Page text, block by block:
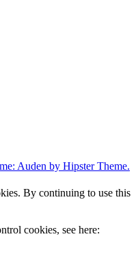
Auden by Hipster Theme.
By continuing to use this
cookies, see here: